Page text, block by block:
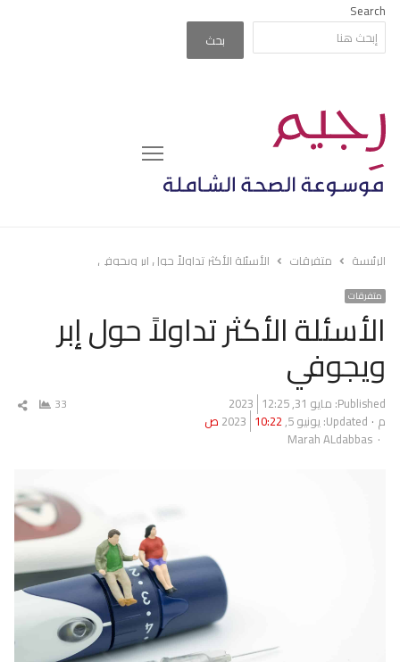
Search
بحث
Menu
الرئيسة متفرقات الأسئلة الأكثر تداولاً حول إبر ويجوفي
متفرقات
الأسئلة الأكثر تداولاً حول إبر
ويجوفي
Published: مايو 31, 2023
12:25
م Updated: يونيو 5, 2023 10:22 ص
Author
Marah ALdabbas
33